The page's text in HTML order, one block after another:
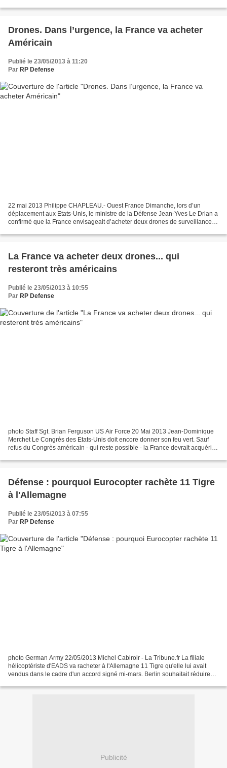
Drones. Dans l’urgence, la France va acheter
Américain
Publié le 23/05/2013 à 11:20
Par RP Defense
22 mai 2013 Philippe CHAPLEAU.- Ouest France Dimanche, lors d’un
déplacement aux Etats-Unis, le ministre de la Défense Jean-Yves Le Drian a
confirmé que la France envisageait d’acheter deux drones de surveillance
La France va acheter deux drones... qui
resteront très américains
Publié le 23/05/2013 à 10:55
Par RP Defense
photo Staff Sgt. Brian Ferguson US Air Force 20 Mai 2013 Jean-Dominique
Merchet Le Congrès des Etats-Unis doit encore donner son feu vert. Sauf
refus du Congrès américain - qui reste possible - la France devrait acquérir
Défense : pourquoi Eurocopter rachète 11 Tigre
à l'Allemagne
Publié le 23/05/2013 à 07:55
Par RP Defense
photo German Army 22/05/2013 Michel Cabirolr - La Tribune.fr La filiale
hélicoptériste d'EADS va racheter à l'Allemagne 11 Tigre qu'elle lui avait
vendus dans le cadre d'un accord signé mi-mars. Berlin souhaitait réduire
Publicité